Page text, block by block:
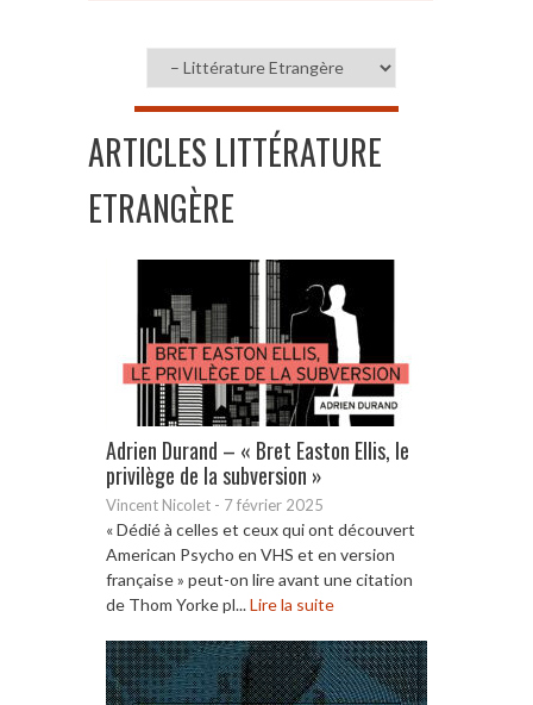
ARTICLES LITTÉRATURE
ETRANGÈRE
Adrien Durand – « Bret Easton Ellis, le
privilège de la subversion »
Vincent Nicolet - 7 février 2025
« Dédié à celles et ceux qui ont découvert
American Psycho en VHS et en version
française » peut-on lire avant une citation
de Thom Yorke pl...Lire la suite